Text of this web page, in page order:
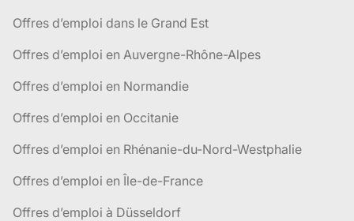
Offres d’emploi dans le Grand Est
Offres d’emploi en Auvergne-Rhône-Alpes
Offres d’emploi en Normandie
Offres d’emploi en Occitanie
Offres d’emploi en Rhénanie-du-Nord-Westphalie
Offres d’emploi en Île-de-France
Offres d’emploi à Düsseldorf